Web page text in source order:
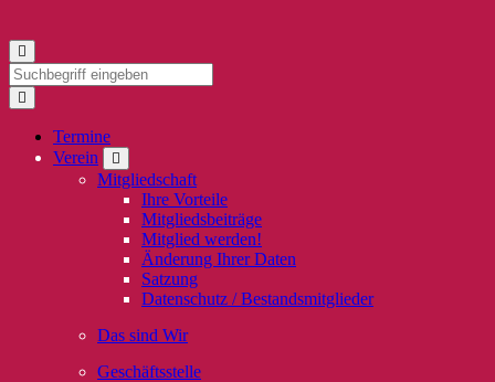
Termine
Verein
Mitgliedschaft
Ihre Vorteile
Mitgliedsbeiträge
Mitglied werden!
Änderung Ihrer Daten
Satzung
Datenschutz / Bestandsmitglieder
Das sind Wir
Geschäftsstelle